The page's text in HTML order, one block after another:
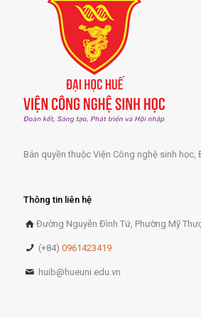
Bản quyền thuộc Viện Công nghệ sinh
Thông tin liên hệ
Đường Nguyễn Đình Tứ, Phường Mỹ
(+84)0961423419
huib@hueuni.edu.vn